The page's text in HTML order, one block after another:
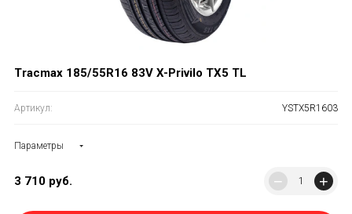
Tracmax 185/55R16 83V X-Privilo TX5 TL
Артикул: YSTX5R1603
Параметры
3 710 руб. − +